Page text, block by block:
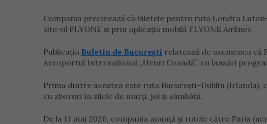
Compania precizează că biletele pentru ruta Londra
site-ul FLYONE și prin aplicația mobilă FLYONE Airlines.
Publicația Buletin de București relatează de asemenea
Aeroportul Internațional „Henri Coandă”, cu lansări
Prima dintre acestea este ruta București–Dublin (Irlanda),
cu zboruri în zilele de marți, joi și sâmbătă.
De la 11 mai 2026, compania anunță și rutele către Paris